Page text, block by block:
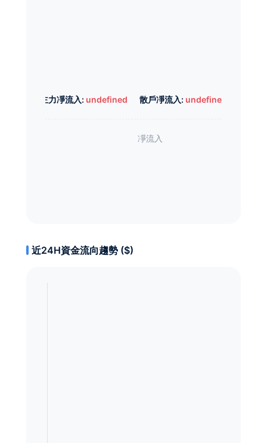
主力凈流入: undefined 散戶凈流入: undefined
近24H資金流向趨勢 ($)